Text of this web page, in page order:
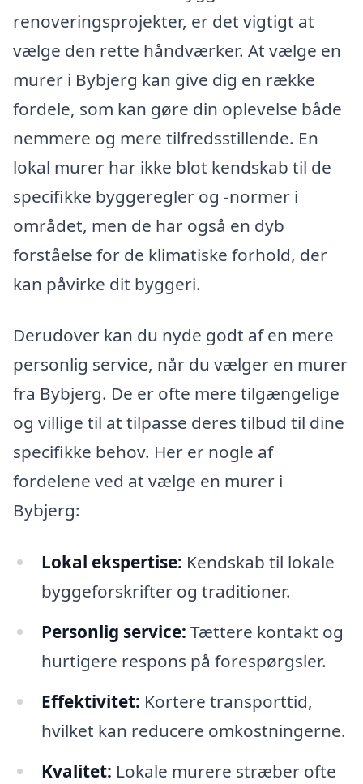
renoveringsprojekter, er det vigtigt at
vælge den rette håndværker. At vælge en
murer i Bybjerg kan give dig en række
fordele, som kan gøre din oplevelse både
nemmere og mere tilfredsstillende. En
lokal murer har ikke blot kendskab til de
specifikke byggeregler og -normer i
området, men de har også en dyb
forståelse for de klimatiske forhold, der
kan påvirke dit byggeri.
Derudover kan du nyde godt af en mere
personlig service, når du vælger en murer
fra Bybjerg. De er ofte mere tilgængelige
og villige til at tilpasse deres tilbud til dine
specifikke behov. Her er nogle af
fordelene ved at vælge en murer i
Bybjerg:
Lokal ekspertise: Kendskab til lokale
byggeforskrifter og traditioner.
Personlig service: Tættere kontakt og
hurtigere respons på forespørgsler.
Effektivitet: Kortere transporttid,
hvilket kan reducere omkostningerne.
Kvalitet: Lokale murere stræber ofte